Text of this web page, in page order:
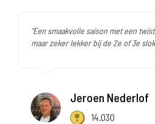
"Een smaakvolle saison met een
maar zeker lekker bij de 2e of 3e
Jeroen Nederlof
14.030